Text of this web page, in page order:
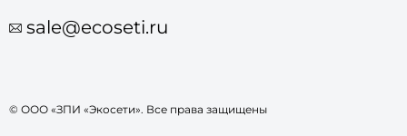
sale@ecoseti.ru
© ООО «ЗПИ «Экосети». Все права защищены